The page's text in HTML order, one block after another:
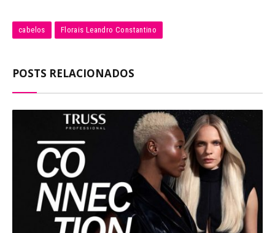
cabelos Florais Leandro Constantino
POSTS RELACIONADOS